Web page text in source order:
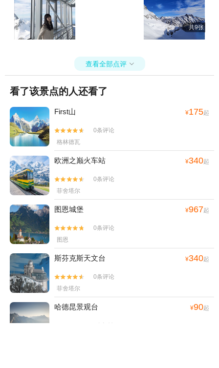
新开放，这里可以打卡瑞士国旗拍照。 玻璃观景台:从斯芬克斯观景台
进来有360º玻璃全景台，可以看到窗外的雪山。 最后，一定要保留好
票根，下山查票会顺便发一颗少女峰和瑞士铁路局合作的lindt巧克
力。 感兴趣的小伙伴还可以在少女峰进站拿一本少女峰护照，可以在
共9张
查看全部点评 
看了该景点的人还看了
First山 ¥175起


0条评论
格林德瓦
欧洲之巅火车站 ¥340起


0条评论
菲舍塔尔
图恩城堡 ¥967起


0条评论
图恩
斯芬克斯天文台 ¥340起


0条评论
菲舍塔尔
哈德昆景观台 ¥90起